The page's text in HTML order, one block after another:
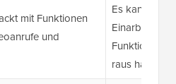
mit Funktionen
und
Es kann
Funktionen
raus hat, ist